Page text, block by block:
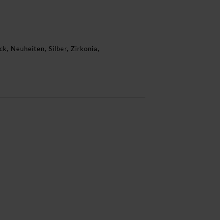
, Neuheiten, Silber, Zirkonia,